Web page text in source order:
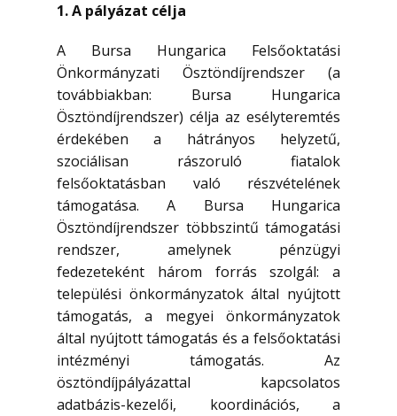
1. A pályázat célja
A Bursa Hungarica Felsőoktatási
Önkormányzati Ösztöndíjrendszer (a
továbbiakban: Bursa Hungarica
Ösztöndíjrendszer) célja az esélyteremtés
érdekében a hátrányos helyzetű,
szociálisan rászoruló fiatalok
felsőoktatásban való részvételének
támogatása. A Bursa Hungarica
Ösztöndíjrendszer többszintű támogatási
rendszer, amelynek pénzügyi
fedezeteként három forrás szolgál: a
települési önkormányzatok által nyújtott
támogatás, a megyei önkormányzatok
által nyújtott támogatás és a felsőoktatási
intézményi támogatás. Az
ösztöndíjpályázattal kapcsolatos
adatbázis-kezelői, koordinációs, a